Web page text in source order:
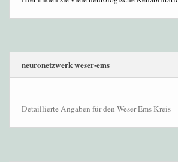
neuronetzwerk weser-ems
Detaillierte Angaben für den Weser-Ems Kreis